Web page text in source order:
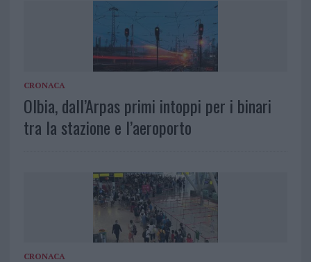
CRONACA
Olbia, dall’Arpas primi intoppi per i binari
tra la stazione e l’aeroporto
CRONACA